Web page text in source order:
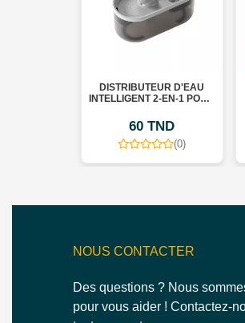
DISTRIBUTEUR D'EAU
INTELLIGENT 2-EN-1 POUR
60 TND
(0)
NOUS CONTACTER
Des questions ? Nous
pour vous aider ! Contactez-